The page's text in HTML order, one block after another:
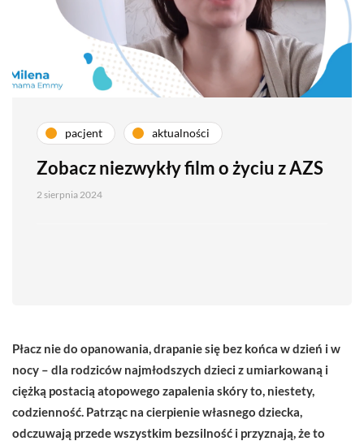
pacjent aktualności
Zobacz niezwykły film o życiu z AZS
2 sierpnia 2024
Płacz nie do opanowania, drapanie się bez końca w dzień i w
nocy – dla rodziców najmłodszych dzieci z umiarkowaną i
ciężką postacią atopowego zapalenia skóry to, niestety,
codzienność. Patrząc na cierpienie własnego dziecka,
odczuwają przede wszystkim bezsilność i przyznają, że to